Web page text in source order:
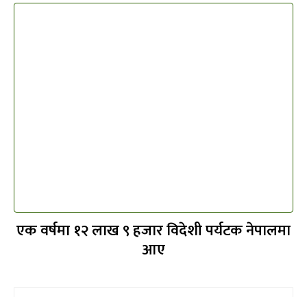
एक वर्षमा १२ लाख ९ हजार विदेशी पर्यटक नेपालमा
आए